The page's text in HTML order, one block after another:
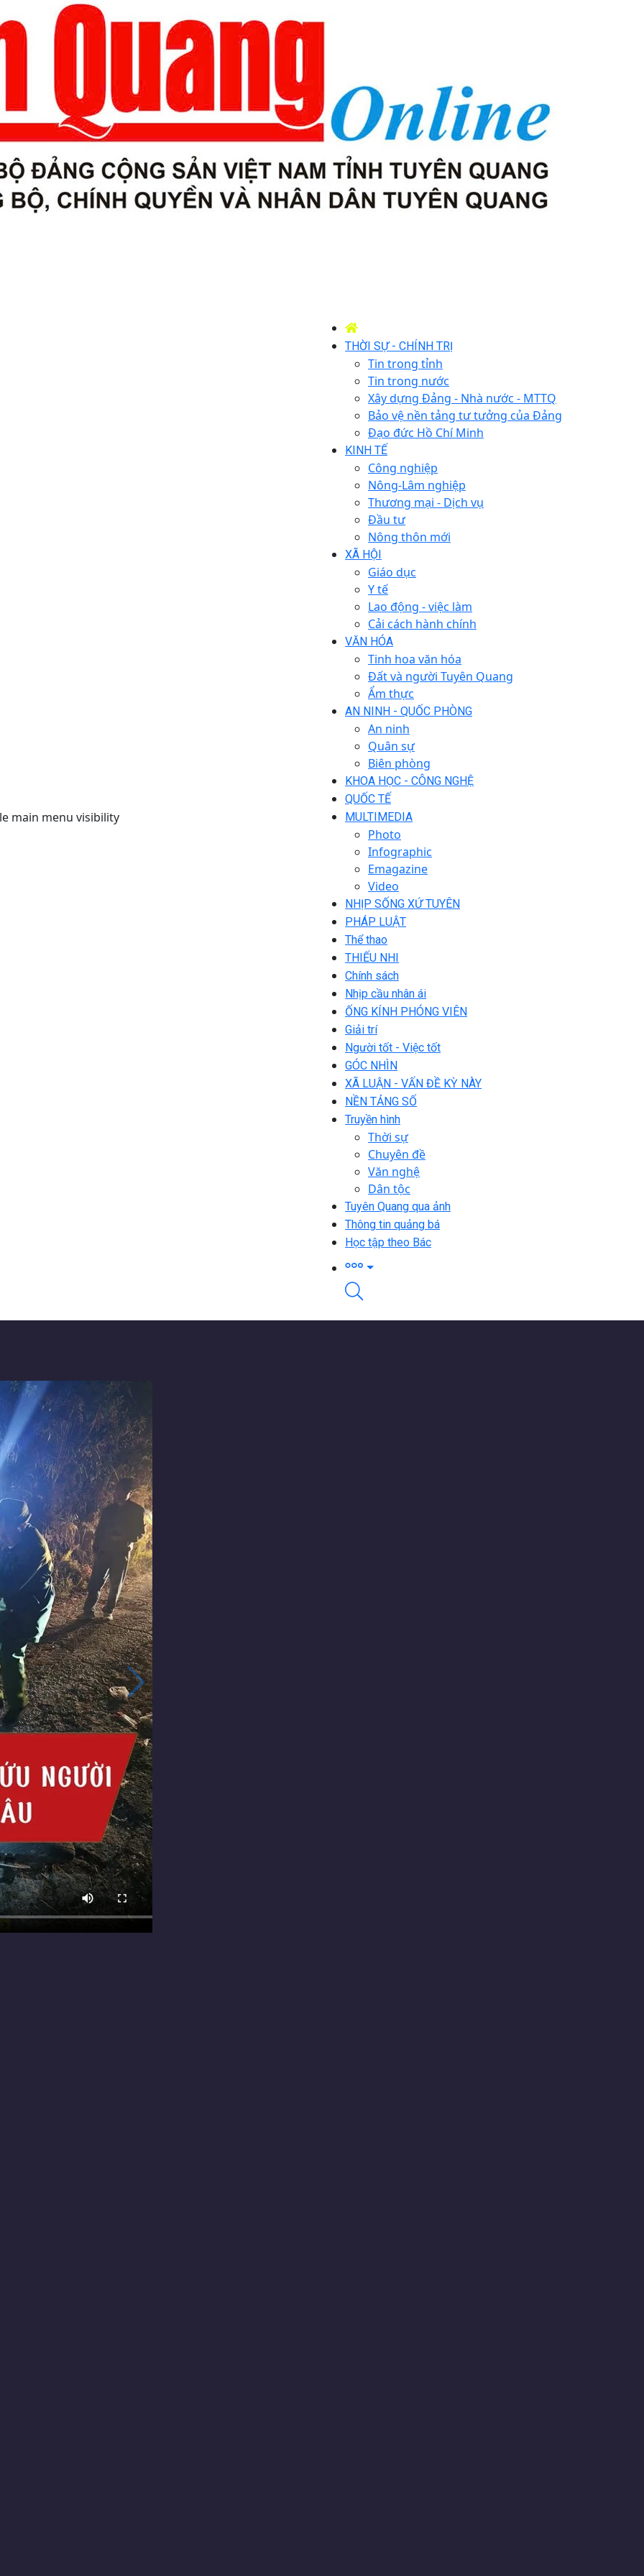
main menu visibility
THỜI SỰ - CHÍNH TRỊ
Tin trong tỉnh
Tin trong nước
Xây dựng Đảng - Nhà nước - MTTQ
Bảo vệ nền tảng tư tưởng của Đảng
Đạo đức Hồ Chí Minh
KINH TẾ
Công nghiệp
Nông-Lâm nghiệp
Thương mại - Dịch vụ
Đầu tư
Nông thôn mới
XÃ HỘI
Giáo dục
Y tế
Lao động - việc làm
Cải cách hành chính
VĂN HÓA
Tinh hoa văn hóa
Đất và người Tuyên Quang
Ẩm thực
AN NINH - QUỐC PHÒNG
An ninh
Quân sự
Biên phòng
KHOA HỌC - CÔNG NGHỆ
QUỐC TẾ
MULTIMEDIA
Photo
Infographic
Emagazine
Video
NHỊP SỐNG XỨ TUYÊN
PHÁP LUẬT
Thể thao
THIẾU NHI
Chính sách
Nhịp cầu nhân ái
ỐNG KÍNH PHÓNG VIÊN
Giải trí
Người tốt - Việc tốt
GÓC NHÌN
XÃ LUẬN - VẤN ĐỀ KỲ NÀY
NỀN TẢNG SỐ
Truyền hình
Thời sự
Chuyên đề
Văn nghệ
Dân tộc
Tuyên Quang qua ảnh
Thông tin quảng bá
Học tập theo Bác